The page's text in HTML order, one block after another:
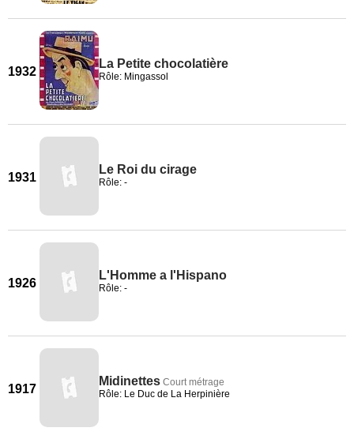
1932
La Petite chocolatière
Rôle: Mingassol
1931
Le Roi du cirage
Rôle: -
1926
L'Homme a l'Hispano
Rôle: -
1917
Midinettes Court métrage
Rôle: Le Duc de La Herpinière